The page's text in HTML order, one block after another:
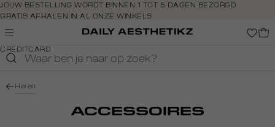
Navigeer
direct naar
de
Open de
direct
JOUW BESTELLING WORDT BINNEN 1 TOT 5 DAGEN BEZORGD
GRATIS AFHALEN IN AL ONZE WINKELS
GRATIS RETOURNEREN BINNEN 14 DAGEN IN DE WINKEL
BETAAL ZOALS JIJ WILT: O.A. IDEAL, RIVERTY, APPLE PAY &
CREDITCARD
Heren
ACCESSOIRES